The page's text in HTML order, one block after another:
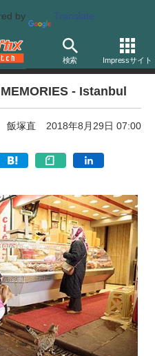
by Translate
検索 Impressサイト
- Istanbul
飯塚直 2018年8月29日 07:00